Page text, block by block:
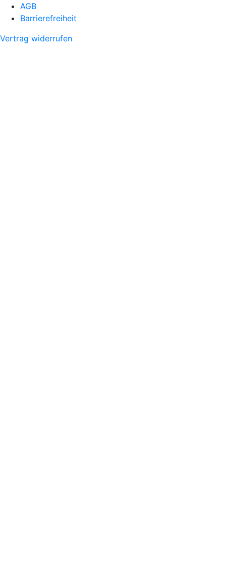
AGB
Barrierefreiheit
Vertrag widerrufen